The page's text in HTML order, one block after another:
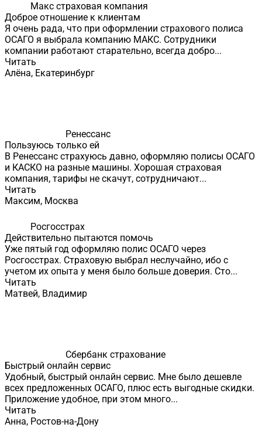
Макс страховая компания
Доброе отношение к клиентам
Я очень рада, что при оформлении страхового полиса
ОСАГО я выбрала компанию МАКС. Сотрудники
компании работают старательно, всегда добро...
Читать
Алёна, Екатеринбург
Ренессанс
Пользуюсь только ей
В Ренессанс страхуюсь давно, оформляю полисы ОСАГО
и КАСКО на разные машины. Хорошая страховая
компания, тарифы не скачут, сотрудничают...
Читать
Максим, Москва
Росгосстрах
Действительно пытаются помочь
Уже пятый год оформляю полис ОСАГО через
Росгосстрах. Страховую выбрал неслучайно, ибо с
учетом их опыта у меня было больше доверия. Сто...
Читать
Матвей, Владимир
Сбербанк страхование
Быстрый онлайн сервис
Удобный, быстрый онлайн сервис. Мне было дешевле
всех предложенных ОСАГО, плюс есть выгодные скидки.
Приложение удобное, при этом много...
Читать
Анна, Ростов-на-Дону